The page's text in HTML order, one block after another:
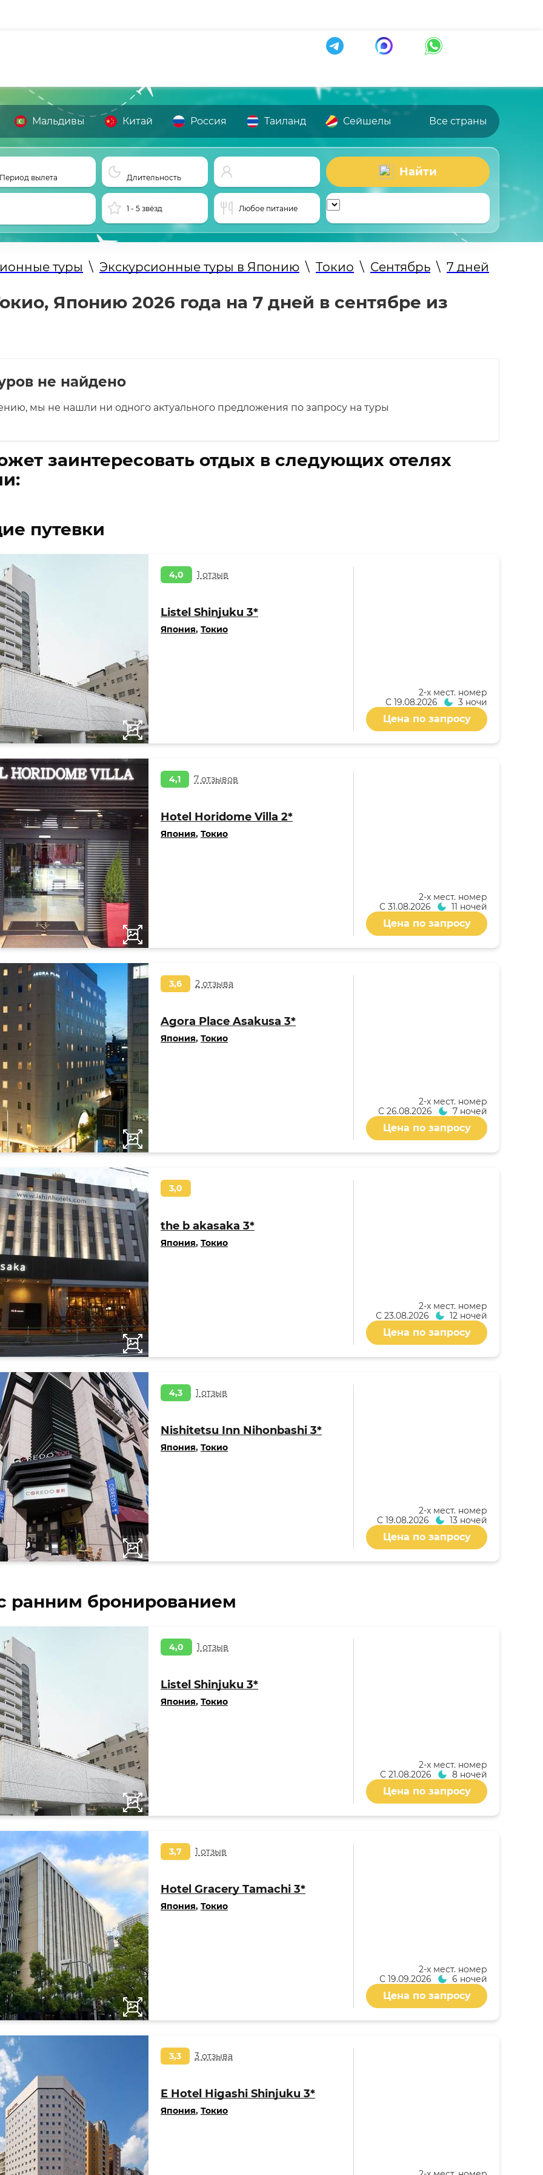
Мальдивы Китай Россия Таиланд Сейшелы Все страны
Период вылета Длительность Найти
1 - 5 звёзд Любое питание
туры \ Экскурсионные туры в Японию \ Токио \ Сентябрь \ 7 дней
Японию 2026 года на 7 дней в сентябре из
не найдено
мы не нашли ни одного актуального предложения по запросу на туры
заинтересовать отдых в следующих отелях
путевки
4,0 1 отзыв
Listel Shinjuku 3*
Япония, Токио
2-x мест. номер
С 19.08.2026 3 ночи
Цена по запросу
4,1 7 отзывов
Hotel Horidome Villa 2*
Япония, Токио
2-x мест. номер
С 31.08.2026 11 ночей
Цена по запросу
3,6 2 отзыва
Agora Place Asakusa 3*
Япония, Токио
2-x мест. номер
С 26.08.2026 7 ночей
Цена по запросу
3,0
the b akasaka 3*
Япония, Токио
2-x мест. номер
С 23.08.2026 12 ночей
Цена по запросу
4,3 1 отзыв
Nishitetsu Inn Nihonbashi 3*
Япония, Токио
2-x мест. номер
С 19.08.2026 13 ночей
Цена по запросу
ранним бронированием
4,0 1 отзыв
Listel Shinjuku 3*
Япония, Токио
2-x мест. номер
С 21.08.2026 8 ночей
Цена по запросу
3,7 1 отзыв
Hotel Gracery Tamachi 3*
Япония, Токио
2-x мест. номер
С 19.09.2026 6 ночей
Цена по запросу
3,3 3 отзыва
E Hotel Higashi Shinjuku 3*
Япония, Токио